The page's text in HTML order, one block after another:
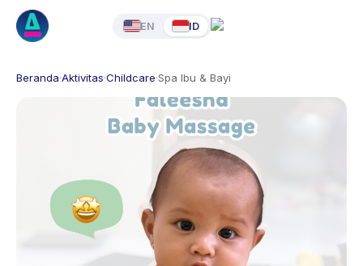
EN ID
Beranda·Aktivitas·Childcare·Spa Ibu & Bayi